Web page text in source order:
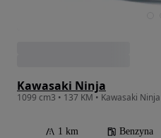
Kawasaki Ninja
1 km Benzyna